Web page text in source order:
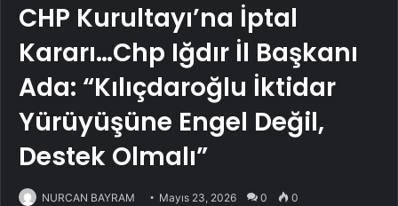
CHP Kurultayı’na İptal
Kararı…Chp Iğdır İl Başkanı
Ada: “Kılıçdaroğlu İktidar
Yürüyüşüne Engel Değil,
Destek Olmalı”
NURCAN BAYRAM Mayıs 23, 2026 0 0